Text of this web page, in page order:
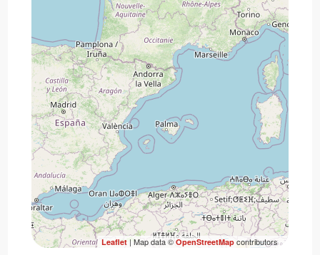
Leaflet| Map data ©OpenStreetMapcontributors